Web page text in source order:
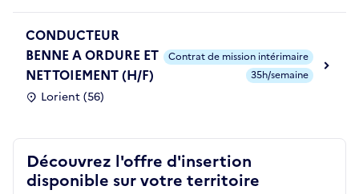
CONDUCTEUR
BENNE A ORDURE ET
NETTOIEMENT (H/F)
Lorient (56)
Contrat de mission intérimaire
35h/semaine
Découvrez l'offre d'insertion
disponible sur votre territoire